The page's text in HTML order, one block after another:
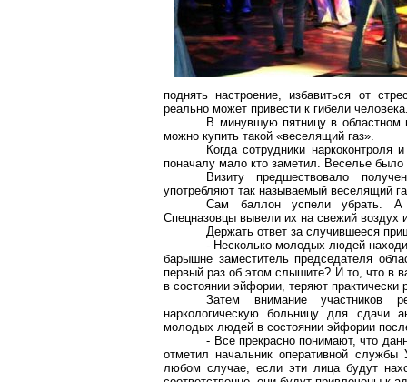
поднять настроение, избавиться от
реально может привести к гибели
В минувшую пятницу в областном
можно купить такой «веселящий газ».
Когда сотрудники
поначалу мало кто заметил. Веселье было
Визиту предшествовало
употребляют так называемый веселящий
Сам баллон успели убрать. А
Спецназовцы вывели их на свежий воздух
Держать ответ за случившееся
- Несколько молодых людей
барышне заместитель председателя
первый раз об этом слышите? И то, что в
в состоянии эйфории, теряют практически
Затем внимание участников
наркологическую больницу для сдачи
молодых людей в состоянии эйфории
- Все прекрасно понимают, что
отметил начальник оперативной
любом случае, если эти лица будут